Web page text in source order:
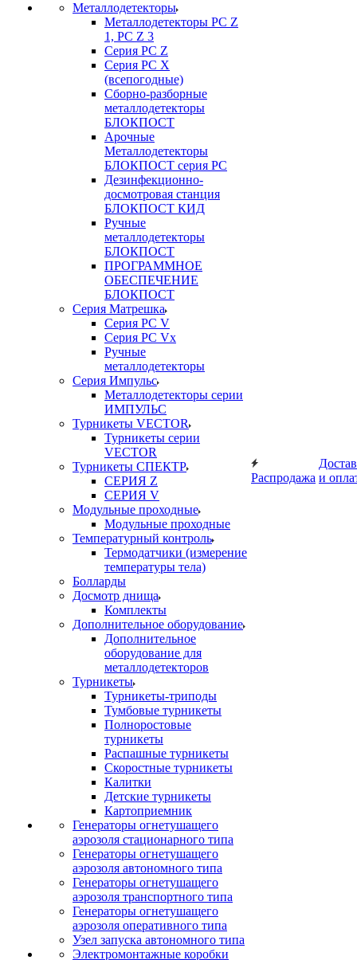
Металлодетекторы
Металлодетекторы РС Z
1, PC Z 3
Серия РС Z
Серия РС X
(всепогодные)
Сборно-разборные
металлодетекторы
БЛОКПОСТ
Арочные
Металлодетекторы
БЛОКПОСТ серия РС
Дезинфекционно-
досмотровая станция
БЛОКПОСТ КИД
Ручные
металлодетекторы
БЛОКПОСТ
ПРОГРАММНОЕ
ОБЕСПЕЧЕНИЕ
БЛОКПОСТ
Серия Матрешка
Серия PC V
Серия PC Vx
Ручные
металлодетекторы
Серия Импульс
Металлодетекторы серии
ИМПУЛЬС
Турникеты VECTOR
Турникеты серии
VECTOR
Турникеты СПЕКТР
СЕРИЯ Z
СЕРИЯ V
Модульные проходные
Модульные проходные
Температурный контроль
Термодатчики (измерение
температуры тела)
Болларды
Досмотр днища
Комплекты
Дополнительное оборудование
Дополнительное
оборудование для
металлодетекторов
Турникеты
Турникеты-триподы
Тумбовые турникеты
Полноростовые
турникеты
Распашные турникеты
Скоростные турникеты
Калитки
Детские турникеты
Картоприемник
Генераторы огнетушащего
аэрозоля стационарного типа
Генераторы огнетушащего
аэрозоля автономного типа
Генераторы огнетушащего
аэрозоля транспортного типа
Генераторы огнетушащего
аэрозоля оперативного типа
Узел запуска автономного типа
Электромонтажные коробки
Распродажа и